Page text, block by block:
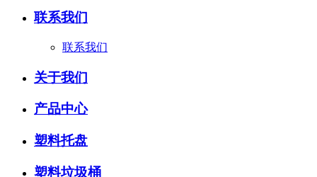
联系我们
联系我们
关于我们
产品中心
塑料托盘
塑料垃圾桶